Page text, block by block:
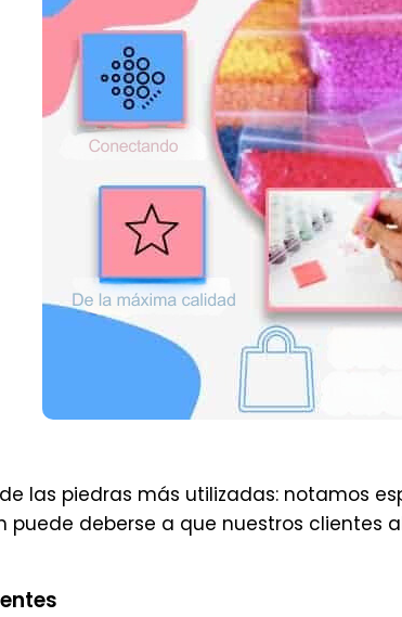
las piedras más utilizadas: notamos
puede deberse a que nuestros clientes